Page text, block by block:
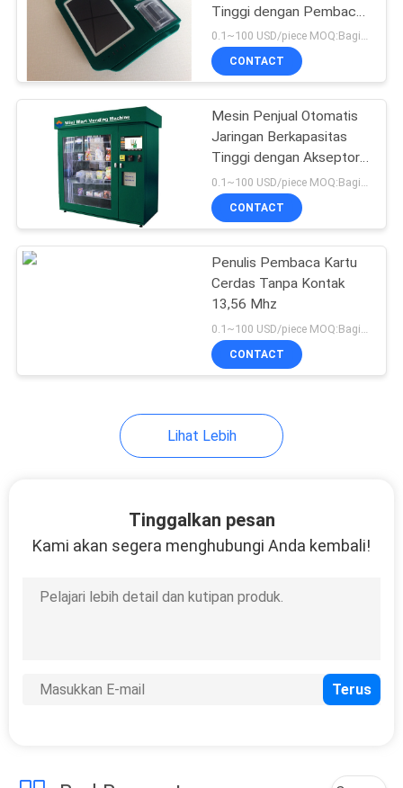
Pembaca Kartu
Hibrida
38
Penulis Pembaca
42
Dispenser Kartu
Magnetik
Tinggi dengan Pembaca
Kartu RFID NFC Magcard0.1~100 USD/piece MOQ:Bagian 1
CONTACT
Mesin Penjual Otomatis
Jaringan Berkapasitas
Tinggi dengan Akseptor
Koin, Akseptor Uang
Kertas, dan Pembaca
Kartu Kredit
0.1~100 USD/piece MOQ:Bagian 1
CONTACT
Penulis Pembaca Kartu
Cerdas Tanpa Kontak
13,56 Mhz
CONTACT
Lihat Lebih
Tinggalkan pesan
Kami akan segera menghubungi Anda kembali!